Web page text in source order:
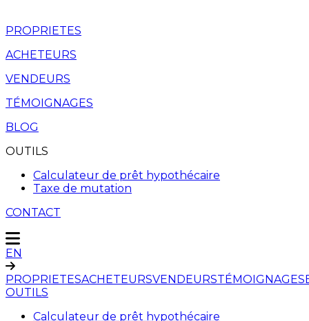
PROPRIETES
ACHETEURS
VENDEURS
TÉMOIGNAGES
BLOG
OUTILS
Calculateur de prêt hypothécaire
Taxe de mutation
CONTACT
EN
PROPRIETESACHETEURSVENDEURSTÉMOIGNAGES
OUTILS
Calculateur de prêt hypothécaire